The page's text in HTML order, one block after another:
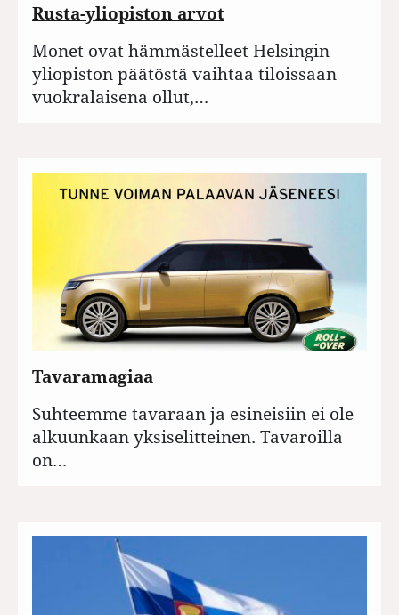
Rusta-yliopiston arvot
Monet ovat hämmästelleet Helsingin
yliopiston päätöstä vaihtaa tiloissaan
vuokralaisena ollut,…
Tavaramagiaa
Suhteemme tavaraan ja esineisiin ei ole
alkuunkaan yksiselitteinen. Tavaroilla
on…